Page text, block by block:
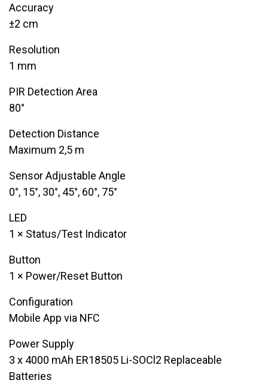
Accuracy
±2 cm
Resolution
1 mm
PIR Detection Area
80°
Detection Distance
Maximum ​2,5 m
Sensor Adjustable Angle
0°, 15°, 30°, 45°, 60°, 75°
LED
​1 × Status/Test Indicator​
Button
​​1 × Power/Reset Button
​Configuration
​Mobile App via NFC
Power Supply
​3 x 4000 mAh ER18505 Li-SOCl2 Replaceable
Batteries